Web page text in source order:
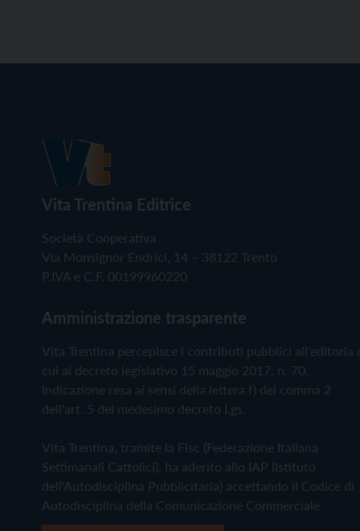
Vita Trentina Editrice
Società Cooperativa
Via Monsignor Endrici, 14 – 38122 Trento
P.IVA e C.F. 00199960220
Amministrazione trasparente
Vita Trentina percepisce i contributi pubblici all'editoria
cui al decreto legislativo 15 maggio 2017, n. 70.
Indicazione resa ai sensi della lettera f) del comma 2
dell'art. 5 del medesimo decreto Lgs.
Vita Trentina, tramite la Fisc (Federazione Italiana
Settimanali Cattolici), ha aderito allo IAP (Istituto
dell'Autodisciplina Pubblicitaria) accettando il Codice di
Autodisciplina della Comunicazione Commerciale